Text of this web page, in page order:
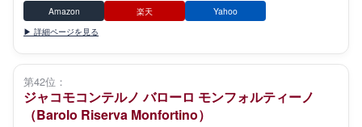
Amazon 楽天
Yahoo
▶ 詳細ページを見る
第42位：
ジャコモコンテルノ バローロ モンフォルティーノ
（Barolo Riserva Monfortino）